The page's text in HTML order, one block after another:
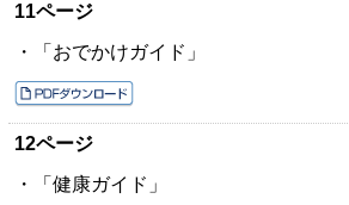
11ページ
・「おでかけガイド」
12ページ
・「健康ガイド」